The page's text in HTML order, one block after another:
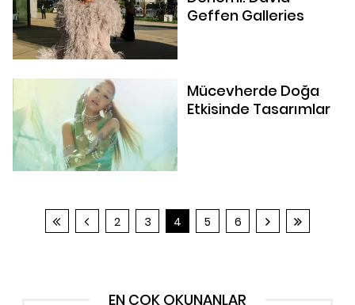
Geffen Galleries
Mücevherde Doğa
Etkisinde Tasarımlar
2 3 4 5 6
EN ÇOK OKUNANLAR